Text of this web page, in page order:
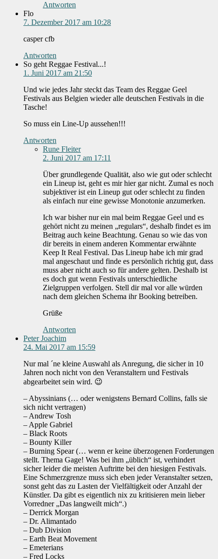
Antworten
Flo
7. Dezember 2017 am 10:28
casper cfb
Antworten
So geht Reggae Festival...!
1. Juni 2017 am 21:50
Und wie jedes Jahr steckt das Team des Reggae Geel
Festivals aus Belgien wieder alle deutschen Festivals in die
Tasche!
So muss ein Line-Up aussehen!!!
Antworten
Rune Fleiter
2. Juni 2017 am 17:11
Über grundlegende Qualität, also wie gut oder schlecht
ein Lineup ist, geht es mir hier gar nicht. Zumal es noch
subjektiver ist ein Lineup gut oder schlecht zu finden
als einfach nur eine gewisse Monotonie anzumerken.
Ich war bisher nur ein mal beim Reggae Geel und es
gehört nicht zu meinen „regulars“, deshalb findet es im
Beitrag auch keine Beachtung. Genau so wie das von
dir bereits in einem anderen Kommentar erwähnte
Keep It Real Festival. Das Lineup habe ich mir grad
mal angeschaut und finde es persönlich richtig gut, dass
muss aber nicht auch so für andere gelten. Deshalb ist
es doch gut wenn Festivals unterschiedliche
Zielgruppen verfolgen. Stell dir mal vor alle würden
nach dem gleichen Schema ihr Booking betreiben.
Grüße
Antworten
Peter Joachim
24. Mai 2017 am 15:59
Nur mal ´ne kleine Auswahl als Anregung, die sicher in 10
Jahren noch nicht von den Veranstaltern und Festivals
abgearbeitet sein wird. 😉
– Abyssinians (… oder wenigstens Bernard Collins, falls sie
sich nicht vertragen)
– Andrew Tosh
– Apple Gabriel
– Black Roots
– Bounty Killer
– Burning Spear (… wenn er keine überzogenen Forderungen
stellt. Thema Gage! Was bei ihm „üblich“ ist, verhindert
sicher leider die meisten Auftritte bei den hiesigen Festivals.
Eine Schmerzgrenze muss sich eben jeder Veranstalter setzen,
sonst geht das zu Lasten der Vielfältigkeit oder Anzahl der
Künstler. Da gibt es eigentlich nix zu kritisieren mein lieber
Vorredner „Das langweilt mich“.)
– Derrick Morgan
– Dr. Alimantado
– Dub Division
– Earth Beat Movement
– Emeterians
– Fred Locks